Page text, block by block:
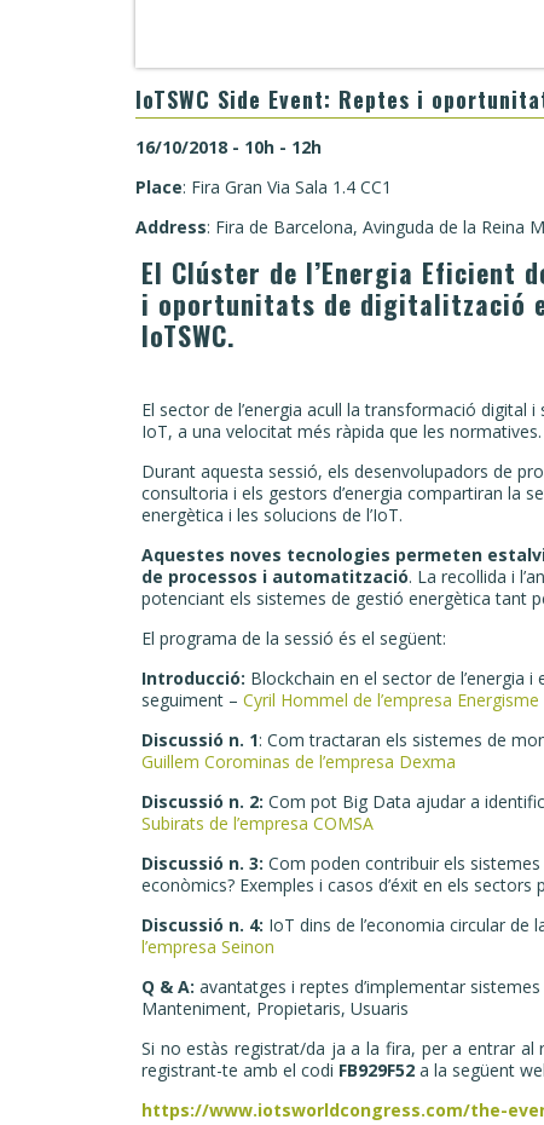
IoTSWC Side Event: Reptes i
16/10/2018 - 10h - 12h
Place: Fira Gran Via Sala 1.4 CC1
Address: Fira de Barcelona, Avinguda de la Reina
El Clúster de l’Energia Eficient
i oportunitats de digitalització
IoTSWC.
El sector de l’energia acull la transformació digital
IoT, a una velocitat més ràpida que les normatives.
Durant aquesta sessió, els desenvolupadors de
consultoria i els gestors d’energia compartiran la
energètica i les solucions de l’IoT.
Aquestes noves tecnologies permeten
de processos i automatització. La recollida i
potenciant els sistemes de gestió energètica tant
El programa de la sessió és el següent:
Introducció: Blockchain en el sector de l’energia
seguiment – Cyril Hommel de l’empresa Energisme
Discussió n. 1: Com tractaran els sistemes de
Guillem Corominas de l’empresa Dexma
Discussió n. 2: Com pot Big Data ajudar a
Subirats de l’empresa COMSA
Discussió n. 3: Com poden contribuir els
econòmics? Exemples i casos d’éxit en els sectors
Discussió n. 4: IoT dins de l’economia circular de
l’empresa Seinon
Q & A: avantatges i reptes d’implementar
Manteniment, Propietaris, Usuaris
Si no estàs registrat/da ja a la fira, per a entrar al
registrant-te amb el codi FB929F52 a la següent
https://www.iotsworldcongress.com/the-